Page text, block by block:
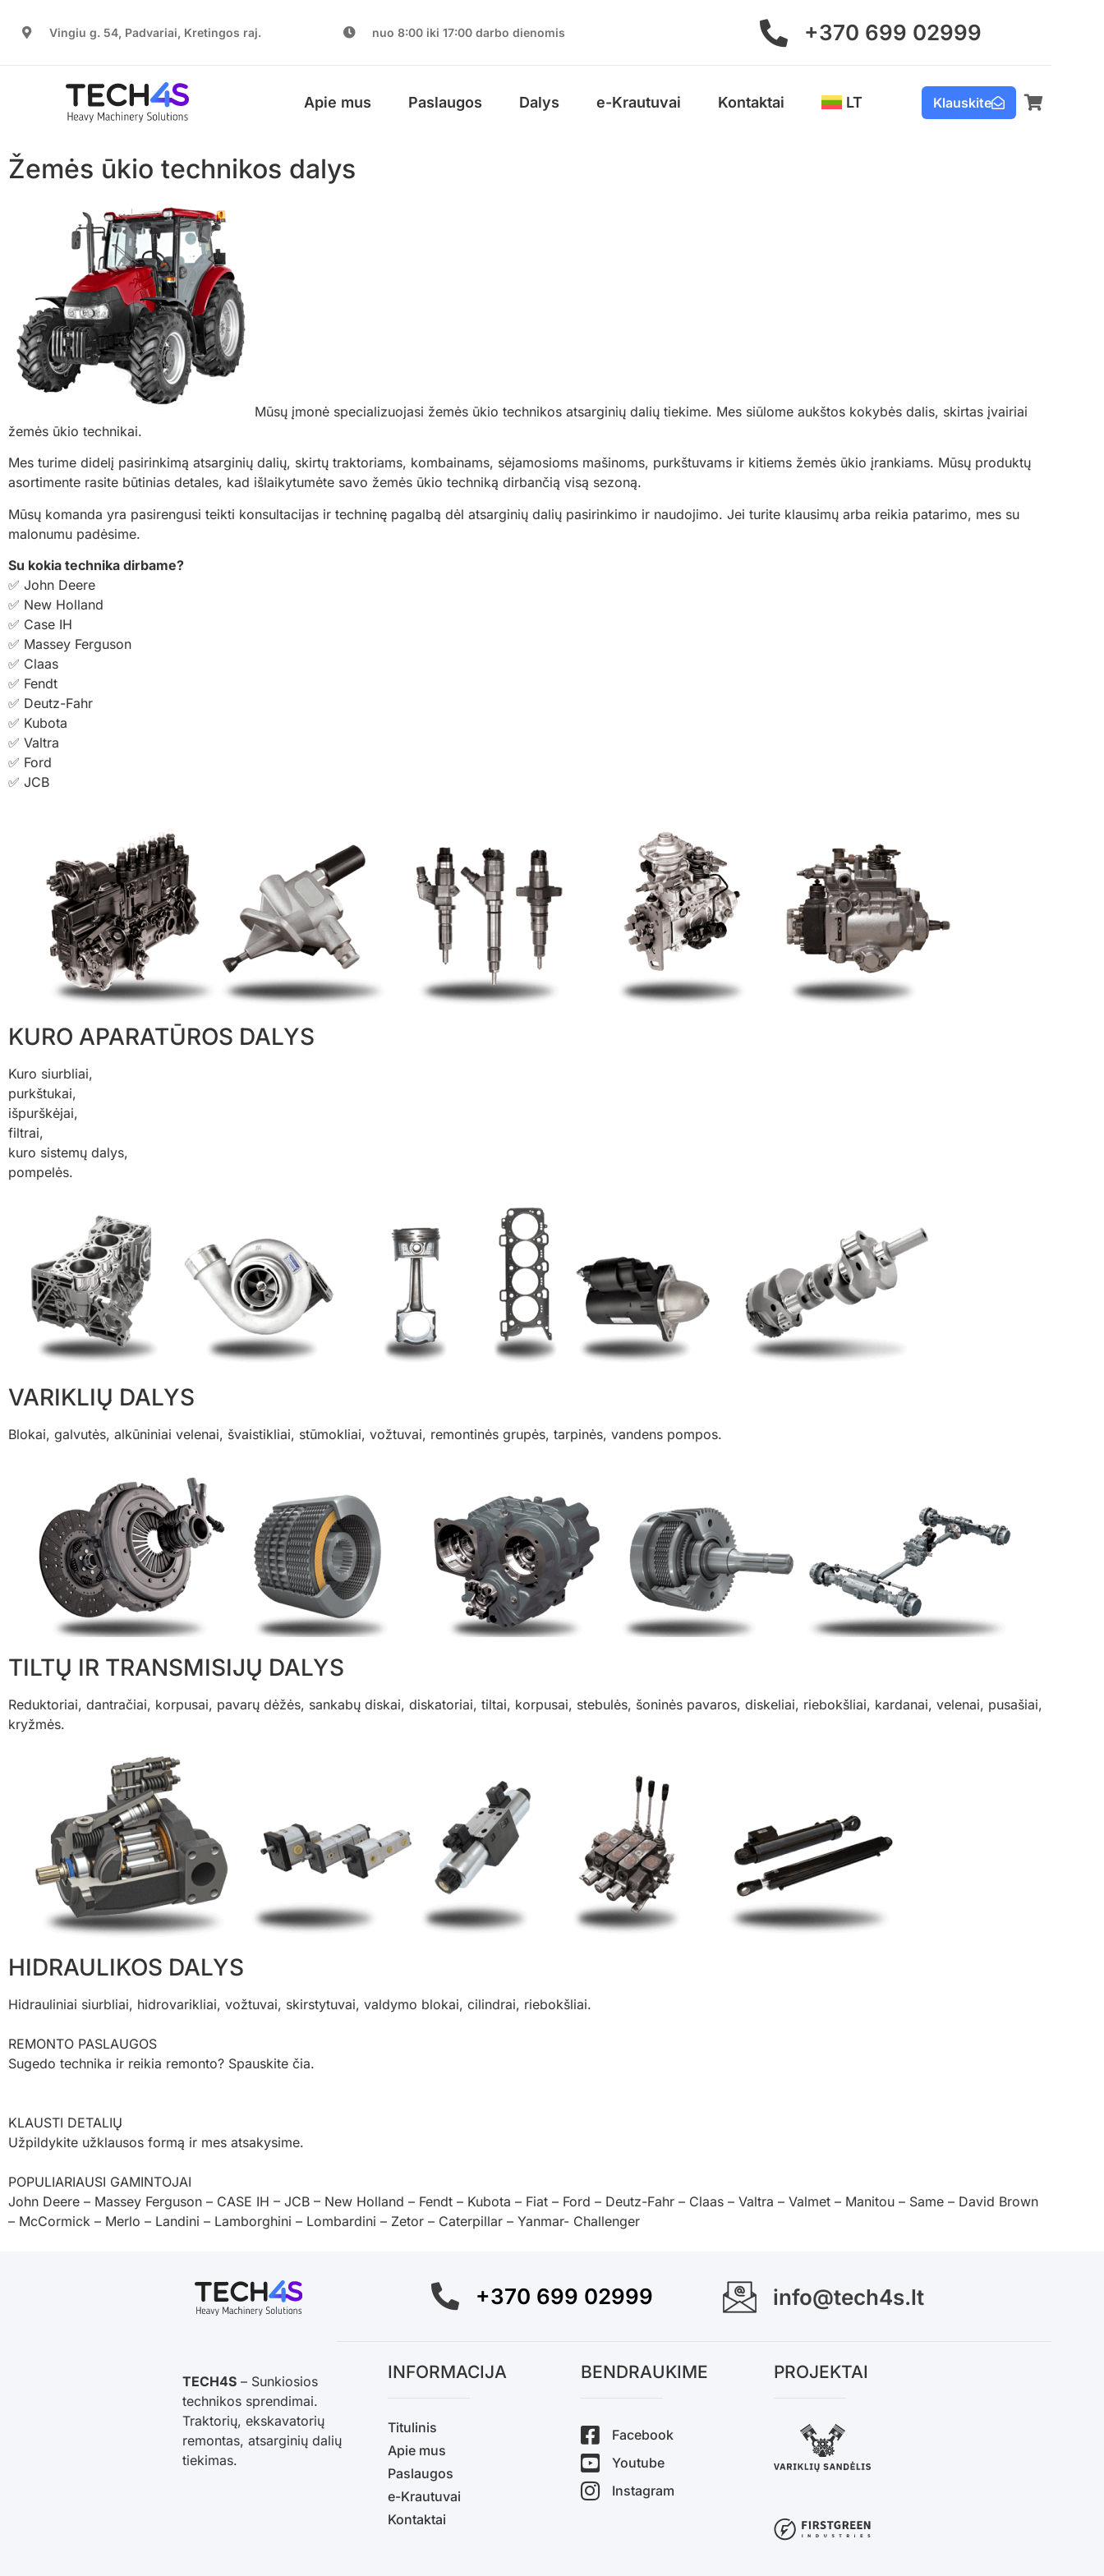
Vingiu g. 54, Padvariai, Kretingos raj. nuo 8:00 iki 17:00 darbo dienomis +370 699 02999
Apie mus Paslaugos Dalys e-Krautuvai Kontaktai LT Klauskite
Žemės ūkio technikos dalys
Mūsų įmonė specializuojasi žemės ūkio technikos atsarginių dalių tiekime. Mes siūlome aukštos kokybės dalis, skirtas įvairiai
žemės ūkio technikai.
Mes turime didelį pasirinkimą atsarginių dalių, skirtų traktoriams, kombainams, sėjamosioms mašinoms, purkštuvams ir kitiems žemės ūkio įrankiams. Mūsų produktų
asortimente rasite būtinias detales, kad išlaikytumėte savo žemės ūkio techniką dirbančią visą sezoną.
Mūsų komanda yra pasirengusi teikti konsultacijas ir techninę pagalbą dėl atsarginių dalių pasirinkimo ir naudojimo. Jei turite klausimų arba reikia patarimo, mes su
malonumu padėsime.
Su kokia technika dirbame?
✅ John Deere
✅ New Holland
✅ Case IH
✅ Massey Ferguson
✅ Claas
✅ Fendt
✅ Deutz-Fahr
✅ Kubota
✅ Valtra
✅ Ford
✅ JCB
KURO APARATŪROS DALYS​
Kuro siurbliai,
purkštukai,
išpurškėjai,
filtrai,
kuro sistemų dalys,
pompelės.
VARIKLIŲ DALYS​
Blokai, galvutės, alkūniniai velenai, švaistikliai, stūmokliai, vožtuvai, remontinės grupės, tarpinės, vandens pompos.
TILTŲ IR TRANSMISIJŲ DALYS​
Reduktoriai, dantračiai, korpusai, pavarų dėžės, sankabų diskai, diskatoriai, tiltai, korpusai, stebulės, šoninės pavaros, diskeliai, riebokšliai, kardanai, velenai, pusašiai,
kryžmės.
HIDRAULIKOS DALYS​
Hidrauliniai siurbliai, hidrovarikliai, vožtuvai, skirstytuvai, valdymo blokai, cilindrai, riebokšliai.
REMONTO PASLAUGOS
Sugedo technika ir reikia remonto? Spauskite čia.
KLAUSTI DETALIŲ
Užpildykite užklausos formą ir mes atsakysime.
POPULIARIAUSI GAMINTOJAI
John Deere – Massey Ferguson – CASE IH – JCB – New Holland – Fendt – Kubota – Fiat – Ford – Deutz-Fahr – Claas – Valtra – Valmet – Manitou – Same – David Brown
– McCormick – Merlo – Landini – Lamborghini – Lombardini – Zetor – Caterpillar – Yanmar- Challenger
+370 699 02999 info@tech4s.lt
TECH4S– Sunkiosios
technikos sprendimai.
Traktorių, ekskavatorių
remontas, atsarginių dalių
tiekimas.
INFORMACIJA
Titulinis
Apie mus
Paslaugos
e-Krautuvai
Kontaktai
BENDRAUKIME
Facebook
Youtube
Instagram
PROJEKTAI